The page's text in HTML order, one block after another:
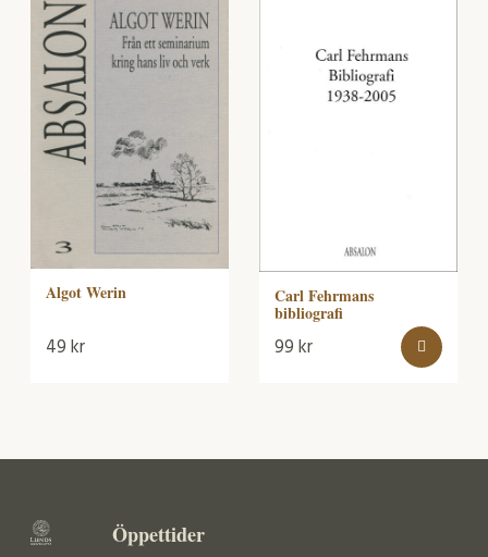
Algot Werin
49kr
Carl Fehrmans
bibliografi
99kr
Öppettider